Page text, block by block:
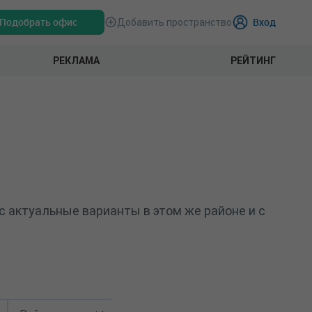
Подобрать офис Добавить пространство Вход
РЕКЛАМА РЕЙТИНГ
варианты в этом же районе и с